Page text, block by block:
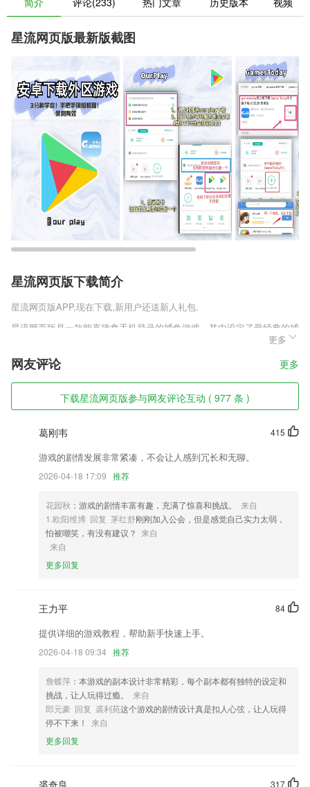
星流网页版最新版截图
星流网页版下载简介
星流网页版APP,现在下载,新用户还送新人礼包.
星流网页版是一款能直接拿手机登录的捕鱼游戏，其中设定了最经典的捕
鱼规则，能够让你更好地掌握捕鱼方式来在这真实的海洋之中进行个性化
的捕鱼切磋，还能获得各种荣誉福利，享受到最优质无限的赛事比拼，体
验到这些捕鱼切磋带给你的欢乐和激情，还能获得各种荣誉积分。
星流网页版软件特色
1,实用性极强的通讯录备份软件，让你的联系人从一开始，到永远。
2,【安全保障】软件不会读取用户数据，信息传输更安全；
3,统一封装产品和服务，确保企业客户的消费体验
4,如果你脑洞突然开了，别忘了来一刀！不求一语惊人，只求你玩得开
5,多维评画，实时交流
6,专业强大视频剪辑工具轻松使用得心应手
星流网页版软件优势
科、年级，共享级别
4.·可以通过阅读文章观看视频等方式获取积分奖励，完成越多奖励越多
5.平台进行单词统计学习都是可以及时去进行，各种学习都可以及时去进
行，获取更多知识；
6.·不仅可以直接跟读，还可以读一句诗句，然后跟读一次
星流网页版更新了什么?
更多
网友评论 更多
下载星流网页版参与网友评论互动 ( 977 条 )
415
葛刚韦
游戏的剧情发展非常紧凑，不会让人感到冗长和无聊。
2026-04-18 17:09 推荐
花园秋 ：游戏的剧情丰富有趣，充满了惊喜和挑战。
来自
1.欧阳维博 回复 茅红舒刚刚加入公会，但是感觉自己实力太弱，
怕被嘲笑，有没有建议？ 来自
来自
更多回复
84
王力平
提供详细的游戏教程，帮助新手快速上手。
2026-04-18 09:34 推荐
詹蝶萍 ：本游戏的副本设计非常精彩，每个副本都有独特的设定和
挑战，让人玩得过瘾。
来自
郎元豪 回复 裘利苑这个游戏的剧情设计真是扣人心弦，让人玩得
停不下来！
来自
更多回复
317
裘奇良